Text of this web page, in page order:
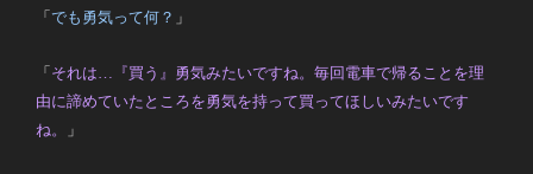
「 でも勇気って何？ 」
「それは…『買う』勇気みたいですね。毎回電車で帰ることを理
由に諦めていたところを勇気を持って買ってほしいみたいです
ね。
」